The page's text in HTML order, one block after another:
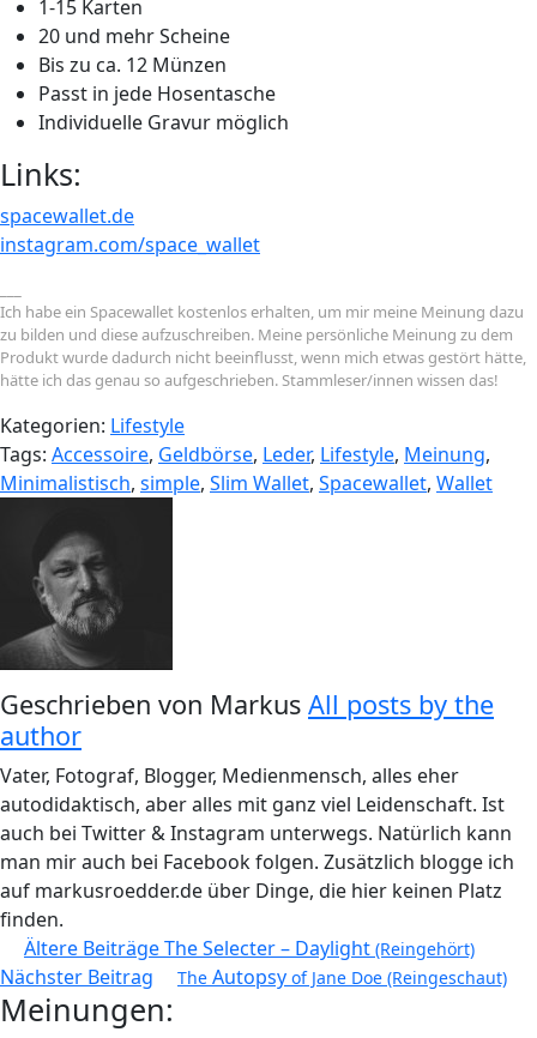
1-15 Karten
20 und mehr Scheine
Bis zu ca. 12 Münzen
Passt in jede Hosentasche
Individuelle Gravur möglich
Links:
spacewallet.de
instagram.com/space_wallet
Ich habe ein Spacewallet kostenlos erhalten, um mir meine Meinung dazu
zu bilden und diese aufzuschreiben. Meine persönliche Meinung zu dem
Produkt wurde dadurch nicht beeinflusst, wenn mich etwas gestört hätte,
hätte ich das genau so aufgeschrieben. Stammleser/innen wissen das!
Kategorien: Lifestyle
Tags: Accessoire, Geldbörse, Leder, Lifestyle, Meinung,
Minimalistisch, simple, Slim Wallet, Spacewallet, Wallet
Geschrieben von Markus All posts by the
author
Vater, Fotograf, Blogger, Medienmensch, alles eher
autodidaktisch, aber alles mit ganz viel Leidenschaft. Ist
auch bei Twitter & Instagram unterwegs. Natürlich kann
man mir auch bei Facebook folgen. Zusätzlich blogge ich
auf markusroedder.de über Dinge, die hier keinen Platz
finden.
Beitragsnavigation
Ältere BeiträgeThe Selecter – Daylight (Reingehört)
Nächster Beitrag The Autopsy of Jane Doe (Reingeschaut)
Meinungen: